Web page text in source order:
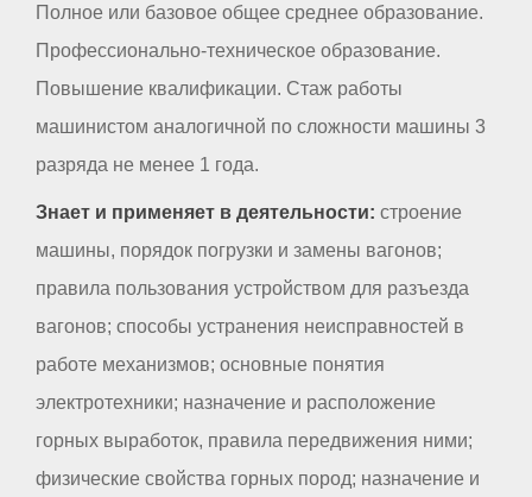
Полное или базовое общее среднее образование.
Профессионально-техническое образование.
Повышение квалификации. Стаж работы
машинистом аналогичной по сложности машины 3
разряда не менее 1 года.
Знает и применяет в деятельности: строение
машины, порядок погрузки и замены вагонов;
правила пользования устройством для разъезда
вагонов; способы устранения неисправностей в
работе механизмов; основные понятия
электротехники; назначение и расположение
горных выработок, правила передвижения ними;
физические свойства горных пород; назначение и